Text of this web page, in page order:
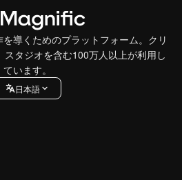
導くためのプラットフォーム。クリ
タジオを含む100万人以上が利用し
ています。
日本語